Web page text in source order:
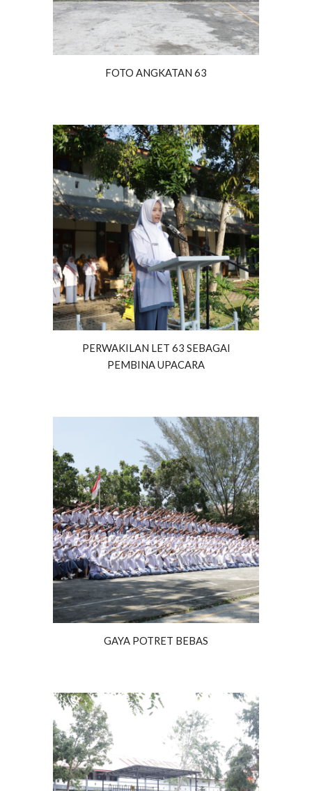
FOTO ANGKATAN 63
PERWAKILAN LET 63 SEBAGAI
PEMBINA UPACARA
GAYA POTRET BEBAS